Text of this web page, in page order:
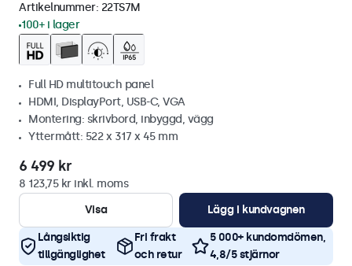
Artikelnummer: 22TS7M
100+ i lager
Full HD multitouch panel
HDMI, DisplayPort, USB-C, VGA
Montering: skrivbord, inbyggd, vägg
Yttermått: 522 x 317 x 45 mm
6 499 kr
8 123,75 kr inkl. moms
Visa
Lägg i kundvagnen
Långsiktig
tillgänglighet
Fri frakt
och retur
5 000+ kundomdömen,
4,8/5 stjärnor